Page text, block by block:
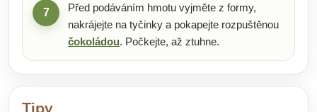
7
Před podáváním hmotu vyjměte z formy,
nakrájejte na tyčinky a pokapejte rozpuštěnou
čokoládou. Počkejte, až ztuhne.